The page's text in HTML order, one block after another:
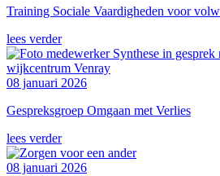
Training Sociale Vaardigheden voor
lees verder
08 januari 2026
Gespreksgroep Omgaan met Verlies
lees verder
08 januari 2026